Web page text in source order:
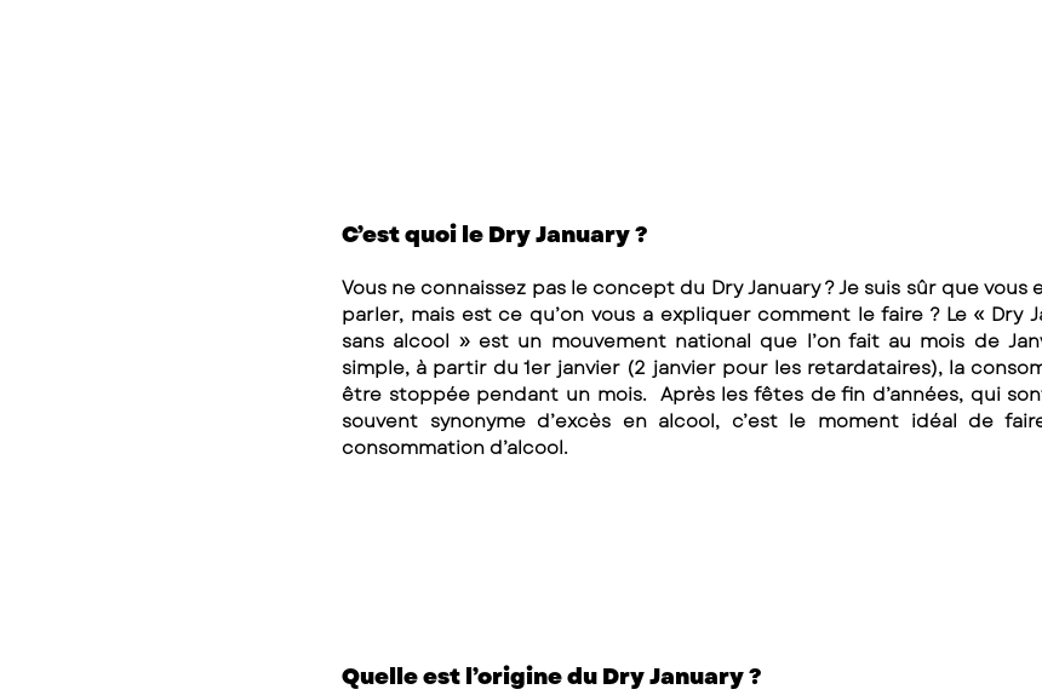
C’est quoi le Dry January ?
Vous ne connaissez pas le concept du Dry January ? Je suis sûr que vous
parler, mais est ce qu’on vous a expliquer comment le faire ? Le « Dry
sans alcool » est un mouvement national que l’on fait au mois de
simple, à partir du 1er janvier (2 janvier pour les retardataires), la
être stoppée pendant un mois.  Après les fêtes de fin d’années, qui
souvent synonyme d’excès en alcool, c’est le moment idéal de
consommation d’alcool.
Quelle est l’origine du Dry January ?